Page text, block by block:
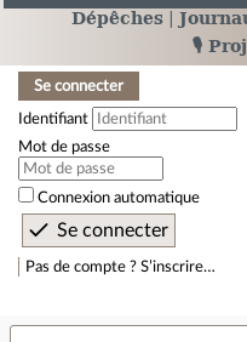
Dépêches
🎙️
Se connecter
Identifiant
Mot de passe
Connexion automatique
Pas de compte ? S’inscrire…